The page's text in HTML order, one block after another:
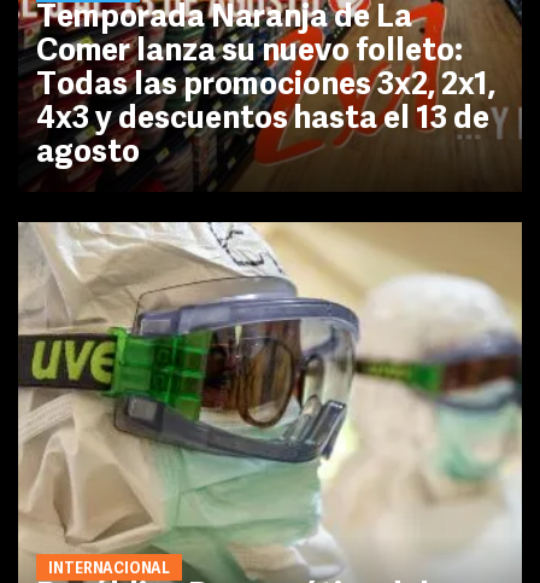
Temporada Naranja de La
Comer lanza su nuevo folleto:
Todas las promociones 3x2, 2x1,
4x3 y descuentos hasta el 13 de
agosto
INTERNACIONAL